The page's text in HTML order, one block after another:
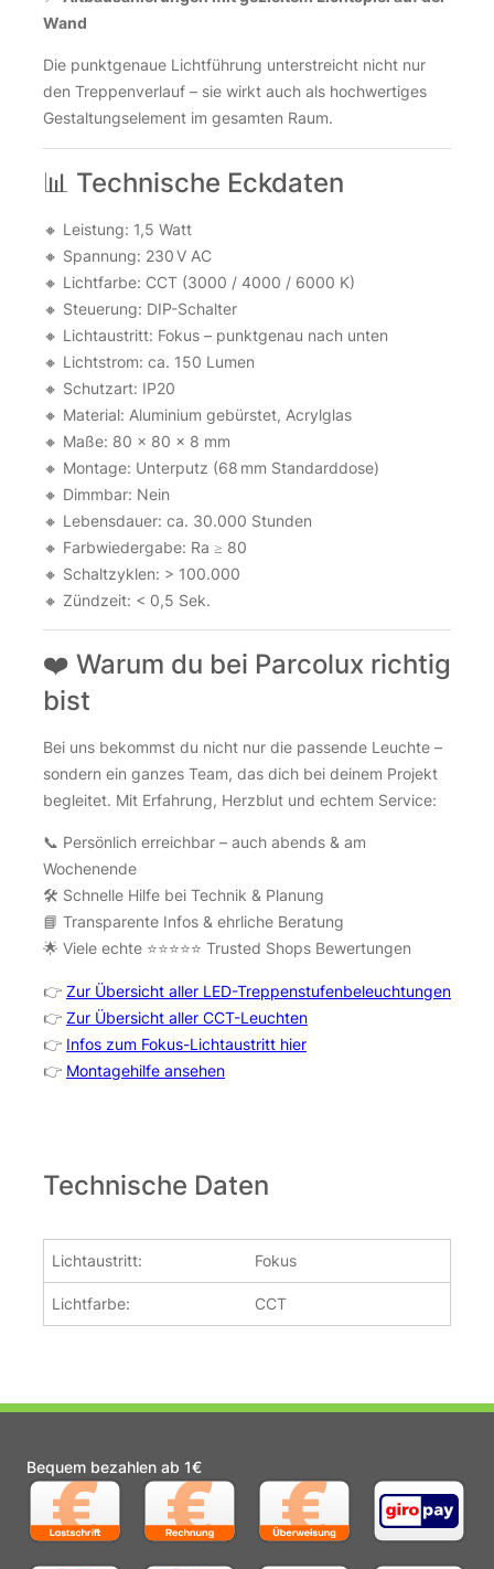
Wand
Die punktgenaue Lichtführung unterstreicht nicht nur
den Treppenverlauf – sie wirkt auch als hochwertiges
Gestaltungselement im gesamten Raum.
📊 Technische Eckdaten
🔸 Leistung: 1,5 Watt
🔸 Spannung: 230 V AC
🔸 Lichtfarbe: CCT (3000 / 4000 / 6000 K)
🔸 Steuerung: DIP-Schalter
🔸 Lichtaustritt: Fokus – punktgenau nach unten
🔸 Lichtstrom: ca. 150 Lumen
🔸 Schutzart: IP20
🔸 Material: Aluminium gebürstet, Acrylglas
🔸 Maße: 80 × 80 × 8 mm
🔸 Montage: Unterputz (68 mm Standarddose)
🔸 Dimmbar: Nein
🔸 Lebensdauer: ca. 30.000 Stunden
🔸 Farbwiedergabe: Ra ≥ 80
🔸 Schaltzyklen: > 100.000
🔸 Zündzeit: < 0,5 Sek.
❤️ Warum du bei Parcolux richtig
bist
Bei uns bekommst du nicht nur die passende Leuchte –
sondern ein ganzes Team, das dich bei deinem Projekt
begleitet. Mit Erfahrung, Herzblut und echtem Service:
📞 Persönlich erreichbar – auch abends & am
Wochenende
🛠️ Schnelle Hilfe bei Technik & Planung
📘 Transparente Infos & ehrliche Beratung
🌟 Viele echte ⭐⭐⭐⭐⭐ Trusted Shops Bewertungen
👉 Zur Übersicht aller LED-Treppenstufenbeleuchtungen
👉 Zur Übersicht aller CCT-Leuchten
👉 Infos zum Fokus-Lichtaustritt hier
👉 Montagehilfe ansehen
Technische Daten
Lichtaustritt: Fokus
Lichtfarbe: CCT
Bequem bezahlen ab 1€